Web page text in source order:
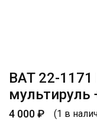
BAT 22-
мультируль
4 000₽ (1 в